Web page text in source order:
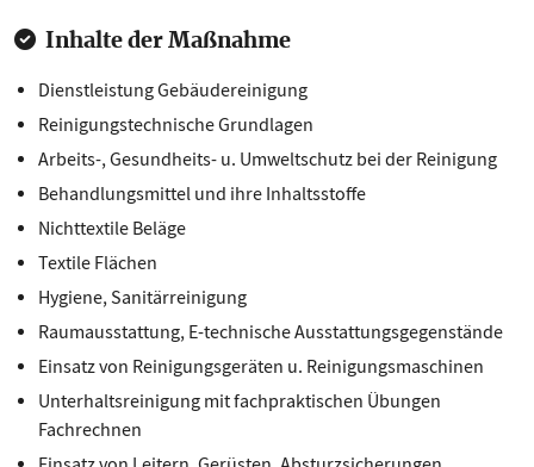
Inhalte der Maßnahme
Dienstleistung Gebäudereinigung
Reinigungstechnische Grundlagen
Arbeits-, Gesundheits- u. Umweltschutz bei der Reinigung
Behandlungsmittel und ihre Inhaltsstoffe
Nichttextile Beläge
Textile Flächen
Hygiene, Sanitärreinigung
Raumausstattung, E-technische Ausstattungsgegenstände
Einsatz von Reinigungsgeräten u. Reinigungsmaschinen
Unterhaltsreinigung mit fachpraktischen Übungen
Fachrechnen